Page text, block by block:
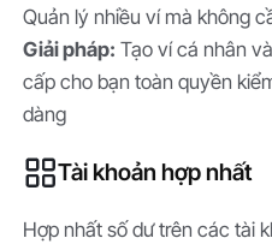
Quản lý nhiều ví mà không
Giải pháp: Tạo ví cá nhân
cấp cho bạn toàn quyền
dàng
Tài khoản hợp nhất
Hợp nhất số dư trên các tài